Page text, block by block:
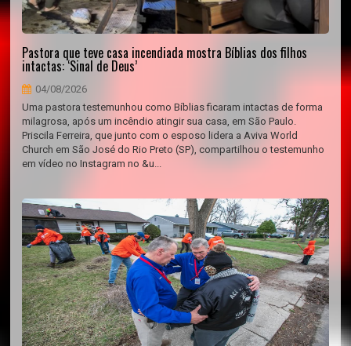
Pastora que teve casa incendiada mostra Bíblias dos filhos
intactas: ‘Sinal de Deus’
04/08/2026
Uma pastora testemunhou como Bíblias ficaram intactas de forma
milagrosa, após um incêndio atingir sua casa, em São Paulo.
Priscila Ferreira, que junto com o esposo lidera a Aviva World
Church em São José do Rio Preto (SP), compartilhou o testemunho
em vídeo no Instagram no &u...